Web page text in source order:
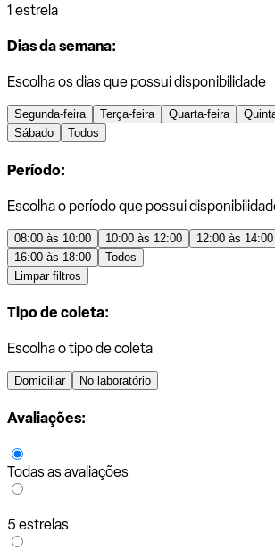
1 estrela
Dias da semana:
Escolha os dias que possui disponibilidade
Segunda-feira Terça-feira Quarta-feira
Sábado
Todos
Período:
Escolha o período que possui
08:00 às 10:00 10:00 às 12:00 12:00 às 14:00
16:00 às 18:00
Todos
Limpar filtros
Tipo de coleta:
Escolha o tipo de coleta
Domiciliar No laboratório
Avaliações:
Todas as avaliações
5 estrelas